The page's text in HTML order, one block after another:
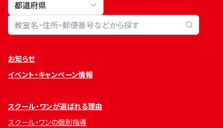
教室検索
お知らせ
イベント・キャンペーン情報
スクール・ワンが選ばれる理由
スクール・ワンの個別指導